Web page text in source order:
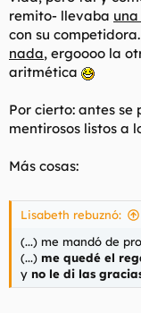
remito- llevaba
con su
nada, ergoooo la
aritmética
Por cierto: antes se
mentirosos listos a
Más cosas:
Lisabeth rebuznó:
(...) me mandó de
(...) me quedé el
y no le di las